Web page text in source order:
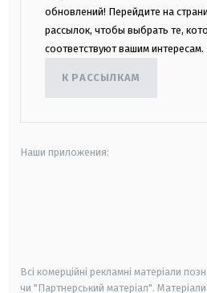
обновлений! Перейдите на
рассылок, чтобы выбрать те,
соответствуют вашим интересам.
К РАССЫЛКАМ
Наши приложения:
Всі комерційні рекламні матеріали
чи "Партнерський матеріал".